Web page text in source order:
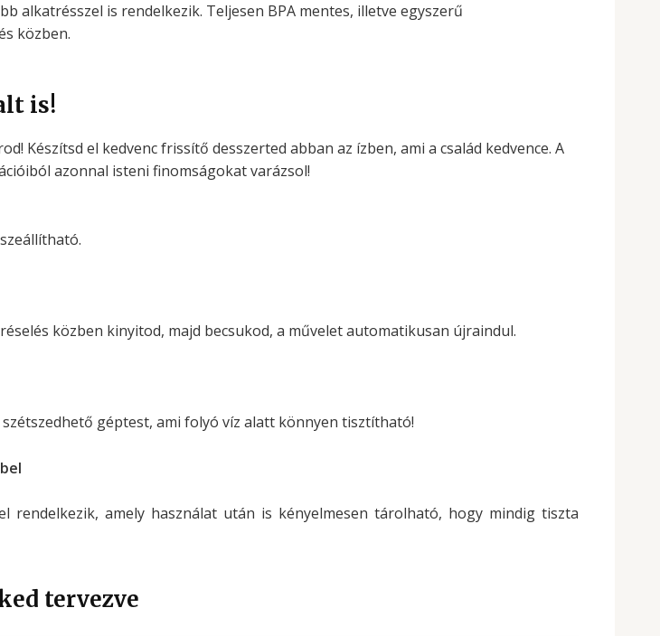
alkatrésszel is rendelkezik. Teljesen BPA mentes, illetve egyszerű
közben.
is!
Készítsd el kedvenc frissítő desszerted abban az ízben, ami a család kedvence. A
azonnal isteni finomságokat varázsol!
közben kinyitod, majd becsukod, a művelet automatikusan újraindul.
folyó víz alatt könnyen tisztítható!
után is kényelmesen tárolható, hogy mindig tiszta maradjon.
tervezve